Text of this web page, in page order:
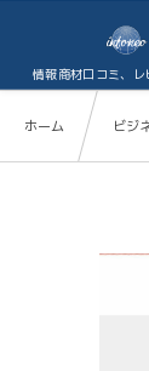
情報商材口コミ、レ
ホーム ビジ